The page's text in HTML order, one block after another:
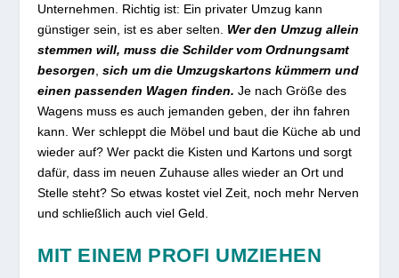
Unternehmen. Richtig ist: Ein privater Umzug kann
günstiger sein, ist es aber selten. Wer den Umzug allein
stemmen will, muss die Schilder vom Ordnungsamt
besorgen ,sich um die Umzugskartons kümmern und
einen passenden Wagen finden. Je nach Größe des
Wagens muss es auch jemanden geben, der ihn fahren
kann. Wer schleppt die Möbel und baut die Küche ab und
wieder auf? Wer packt die Kisten und Kartons und sorgt
dafür, dass im neuen Zuhause alles wieder an Ort und
Stelle steht? So etwas kostet viel Zeit, noch mehr Nerven
und schließlich auch viel Geld.
MIT EINEM PROFI UMZIEHEN